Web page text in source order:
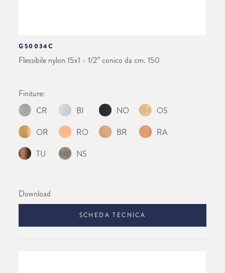
G50034C
Flessibile nylon 15x1 - 1/2” conico da cm. 150
Finiture:
CR
BI NO
OS
OR
RO BR
RA
TU
NS
Download
SCHEDA TECNICA